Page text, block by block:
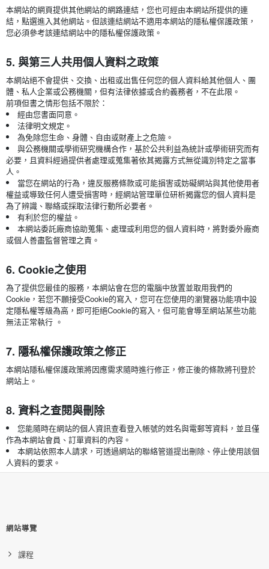
本網站的網頁提供其他網站的網路連結，您也可經由本網站所提供的連
結，點選進入其他網站。但該連結網站不適用本網站的隱私權保護政策，
您必須參考該連結網站中的隱私權保護政策。
5. 與第三人共用個人資料之政策
本網站絕不會提供、交換、出租或出售任何您的個人資料給其他個人、團
體、私人企業或公務機關，但有法律依據或合約義務者，不在此限。
前項但書之情形包括不限於：
經由您書面同意。
法律明文規定。
為免除您生命、身體、自由或財產上之危險。
與公務機關或學術研究機構合作，基於公共利益為統計或學術研究而有
必要，且資料經過提供者處理或蒐集著依其揭露方式無從識別特定之當事
人。
當您在網站的行為，違反服務條款或可能損害或妨礙網站與其他使用者
權益或導致任何人遭受損害時，經網站管理單位研析揭露您的個人資料是
為了辨識、聯絡或採取法律行動所必要者。
有利於您的權益。
本網站委託廠商協助蒐集、處理或利用您的個人資料時，將對委外廠商
或個人善盡監督管理之責。
6. Cookie之使用
為了提供您最佳的服務，本網站會在您的電腦中放置並取用我們的
Cookie，若您不願接受Cookie的寫入，您可在您使用的瀏覽器功能項中設
定隱私權等級為高，即可拒絕Cookie的寫入，但可能會導至網站某些功能
無法正常執行 。
7. 隱私權保護政策之修正
本網站隱私權保護政策將因應需求隨時進行修正，修正後的條款將刊登於
網站上。
8. 資料之查閱與刪除
您能隨時在網站的個人資訊查看登入帳號的姓名與電郵等資料，並且僅
作為本網站會員、訂單資料的內容。
本網站依照本人請求，可透過網站的聯絡管道提出刪除、停止使用該個
人資料的要求。
網站導覽
課程